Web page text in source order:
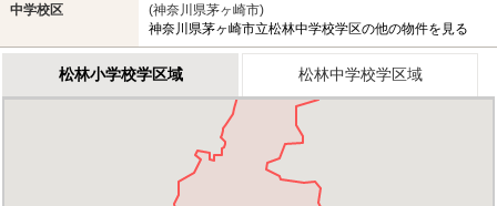
中学校区
(神奈川県茅ヶ崎市)
神奈川県茅ヶ崎市立松林中学校学区の他の物件を見る
松林小学校学区域 松林中学校学区域